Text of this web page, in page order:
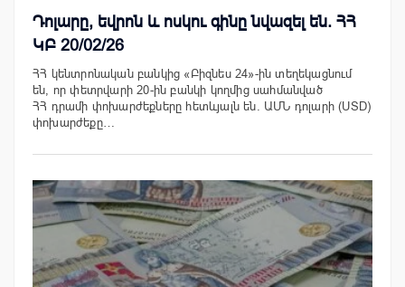
Դոլարը, եվրոն և ոսկու գինը նվազել են. ՀՀ
ԿԲ 20/02/26
ՀՀ կենտրոնական բանկից «Բիզնես 24»-ին տեղեկացնում
են, որ փետրվարի 20-ին բանկի կողմից սահմանված
ՀՀ դրամի փոխարժեքները հետևյալն են. ԱՄՆ դոլարի (USD)
փոխարժեքը…